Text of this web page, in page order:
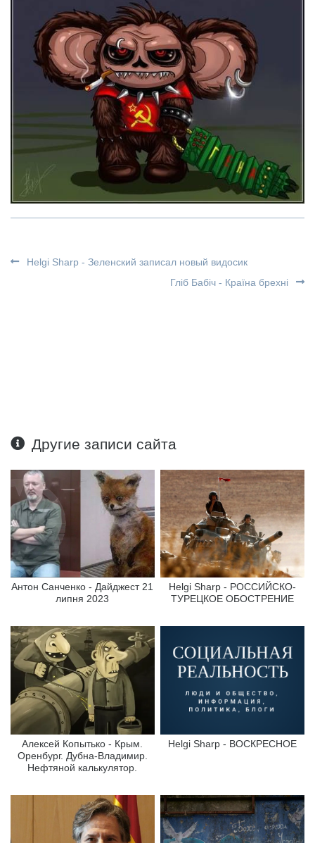
Helgi Sharp - Зеленский записал новый видосик
Гліб Бабіч - Країна брехні
Другие записи сайта
Антон Санченко - Дайджест 21
липня 2023
Helgi Sharp - РОССИЙСКО-
ТУРЕЦКОЕ ОБОСТРЕНИЕ
Алексей Копытько - Крым.
Оренбург. Дубна-Владимир.
Нефтяной калькулятор.
Helgi Sharp - ВОСКРЕСНОЕ